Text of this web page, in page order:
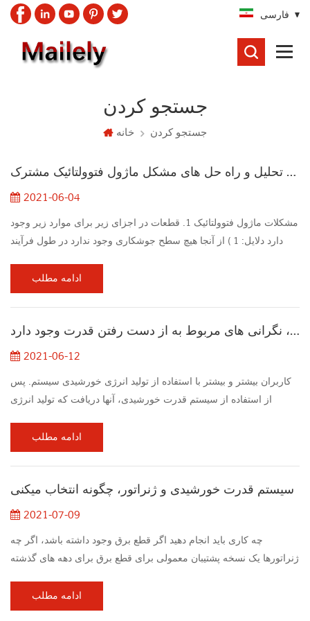
فارسی
جستجو کردن
خانه جستجو کردن
تجزیه و تحلیل و راه حل های مشکل ماژول فتوولتائیک مشترک
2021-06-04
مشکلات ماژول فتوولتائیک 1. قطعات در اجزای زیر برای موارد زیر وجود
دارد دلایل: 1 ) از آنجا هیچ سطح جوشکاری وجود ندارد در طول فرآیند
خلاء 2 ) در اصل، برش های باتری پنهان شده اند، و همراه با لمینیت
زودرس، EVA هنوز هم بسیار خوب است. 3 ) چه زمانی بلند کردن مولفه،
حباب ها در اجزاء وج...
ادامه مطلب
پس از استفاده از سیستم انرژی خورشیدی، نگرانی های مربوط به از دست رفتن قدرت وجود دارد
2021-06-12
کاربران بیشتر و بیشتر با استفاده از تولید انرژی خورشیدی سیستم. پس
از استفاده از سیستم قدرت خورشیدی، آنها دریافت که تولید انرژی
روز، و برخی حتی پایین تر. چرا؟ چه کسی سرقت کرد من برق؟ دنبال
شارژ بازده اینو...
ادامه مطلب
سیستم قدرت خورشیدی و ژنراتور، چگونه انتخاب میکنی
2021-07-09
چه کاری باید انجام دهید اگر قطع برق وجود داشته باشد، اگر چه
ژنراتورها یک نسخه پشتیبان معمولی برای قطع برق برای دهه های گذشته
کمتر پر سر و صدا از ژنراتورهای قابل حمل، اما آنها هنوز هم می تواند با
ادامه مطلب